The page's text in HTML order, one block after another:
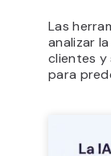
Las
analizar
clientes y
para